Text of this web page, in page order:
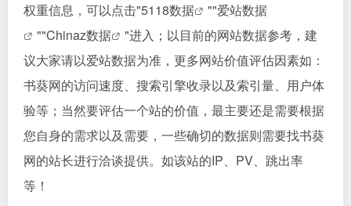
权重信息，可以点击"5118数据 ""爱站数据
""Chinaz数据
"进入；以目前的网站数据参考，建
议大家请以爱站数据为准，更多网站价值评估因素如：
书葵网的访问速度、搜索引擎收录以及索引量、用户体
验等；当然要评估一个站的价值，最主要还是需要根据
您自身的需求以及需要，一些确切的数据则需要找书葵
网的站长进行洽谈提供。如该站的IP、PV、跳出率
等！